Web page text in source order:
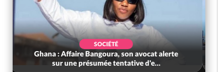
SOCIÉTÉ
Nigeria : Le Togo et le Cameroun principaux
acheteurs des produits de la r...